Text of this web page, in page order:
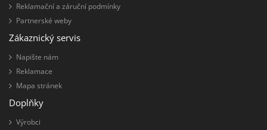
Reklamační a záruční podmínky
Partnerské weby
Zákaznický servis
Napište nám
Reklamace
Mapa stránek
Doplňky
Výrobci